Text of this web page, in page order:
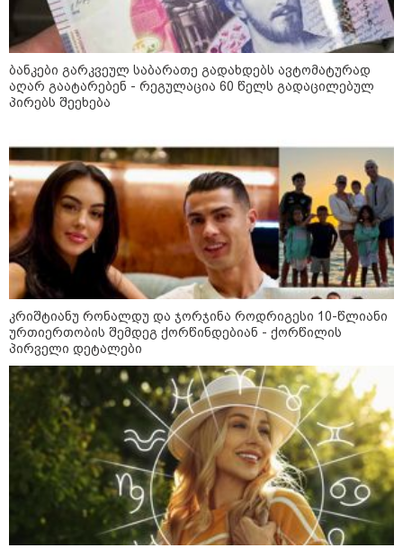
არშემდგარი ქორწინება 15 წლით უფროს
ქართველთან - ალინა კაბაევას
საიდუმლო ცხოვრება: როგორ
გამოიყურებოდა ის პლასტიკურ
ოპერაციებამდე
14:20 / 08-08-2026
"ქალაქი დავთმე, მაგრამ
ქალურობა - არა. ვერ იჯერებენ
ფერმერი თუ ვარ" - როგორ
ცხოვრობს ახალგაზრდა ქალი,
რომელიც ქალაქიდან სოფლად
გადავიდა და ფერმერი გახდა
09:36 / 08-08-2026
"ბავშვობიდან ასე ვარ..
ფანატიკურად ვარ შეყვარებული
საქართველოზე" - გაიცანით
მარტინ გუიმჯიანი, ქართულ
შეყვარებული სომეხი ბიჭი
23:15 / 07-08-2026
ამოუცნობი ანომალიური
მოვლენები - ტრამპის
ადმინისტრაციამ “UFO”- ს
ფაილების მორიგი პაკეტი
გამოაქვეყნა
22:30 / 07-08-2026
ბანკები გარკვეულ საბარათე გადახდებს ავტომატურად
აღარ გაატარებენ - რეგულაცია 60 წელს გადაცილებულ
პირებს შეეხება
კრიშტიანუ რონალდუ და ჯორჯინა როდრიგესი 10-წლიანი
ურთიერთობის შემდეგ ქორწინდებიან - ქორწილის
პირველი დეტალები